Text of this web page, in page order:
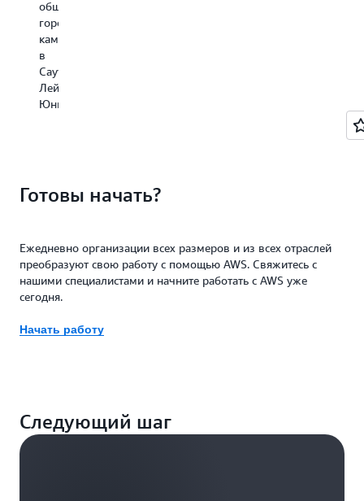
обширном
городском
кампусе
в
Саут-
Лейк-
Юнион.
сфере
выдающейся
архитектурой.
Готовы начать?
Ежедневно организации всех размеров и из всех отраслей
преобразуют свою работу с помощью AWS. Свяжитесь с
нашими специалистами и начните работать с AWS уже
сегодня.
Начать работу
Следующий шаг